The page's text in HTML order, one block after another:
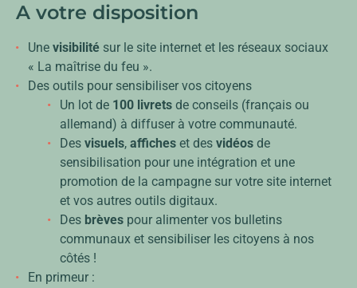
A votre disposition
Une visibilité sur le site internet et les réseaux sociaux
« La maîtrise du feu ».
Des outils pour sensibiliser vos citoyens
Un lot de 100 livrets de conseils (français ou
allemand) à diffuser à votre communauté.
Des visuels, affiches et des vidéos de
sensibilisation pour une intégration et une
promotion de la campagne sur votre site internet
et vos autres outils digitaux.
Des brèves pour alimenter vos bulletins
communaux et sensibiliser les citoyens à nos
côtés !
En primeur :